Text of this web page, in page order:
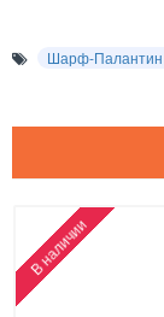
Шарф-Палантин
В наличии